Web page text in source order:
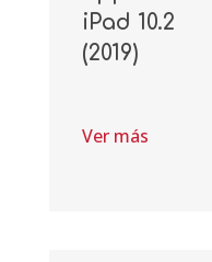
iPad 10.2
(2019)
Ver más